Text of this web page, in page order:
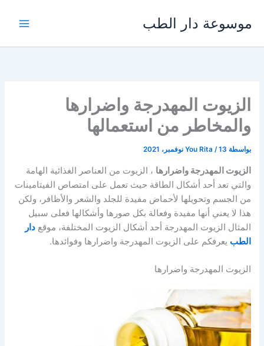
المحتوى
موسوعة دار الطب
الزيوت المهدرجة واضرارها
والمخاطر من استعمالها
بواسطة You Rita /13 نوفمبر، 2021
الزيوت المهدرجة واضرارها ، الزيوت من العناصر الغذائية الهامة
والتي تعد أحد أشكال الطاقة حيث تعمل على امتصاص الفيتامينات
من الجسم وتحويلها لأحماض مفيدة للجلد والشعر والأظافر، ولكن
هذا لا يعني أنها مفيدة وفعالة بكل صورها وأشكالها فعلى سبيل
المثال الزيوت المهدرجة أحد أشكال الزيوت المختلفة، موقعدار
الطب يعرفكم على الزيوت المهدرجة واضرارها وفوائدها.
الزيوت المهدرجة واضرارها